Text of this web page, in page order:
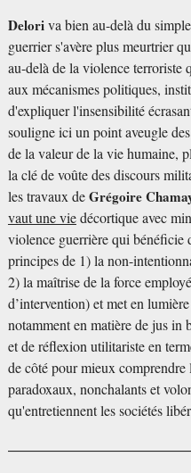
Deloriva bien au-delà du
guerrier s'avère plus meurtrier
au-delà de la violence terroriste
aux mécanismes politiques,
d'expliquer l'insensibilité
souligne ici un point aveugle
de la valeur de la vie humaine,
la clé de voûte des discours
les travaux deGrégoire
vaut une viedécortique avec
violence guerrière qui bénéficie
principes de 1) la non-
2) la maîtrise de la force
d’intervention) et met en
notamment en matière de jus in
et de réflexion utilitariste en
de côté pour mieux comprendre
paradoxaux, nonchalants et
qu'entretiennent les sociétés